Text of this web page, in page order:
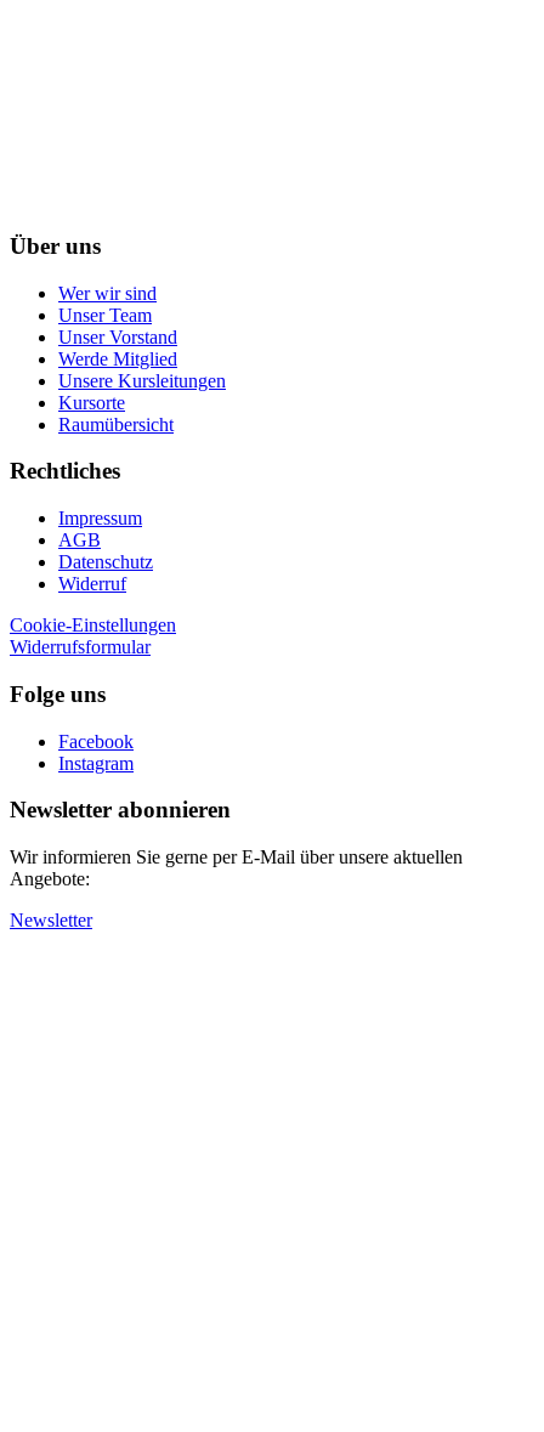
Über uns
Wer wir sind
Unser Team
Unser Vorstand
Werde Mitglied
Unsere Kursleitungen
Kursorte
Raumübersicht
Rechtliches
Impressum
AGB
Datenschutz
Widerruf
Cookie-Einstellungen
Widerrufsformular
Folge uns
Facebook
Instagram
Newsletter abonnieren
Wir informieren Sie gerne per E-Mail über unsere aktuellen
Angebote:
Newsletter